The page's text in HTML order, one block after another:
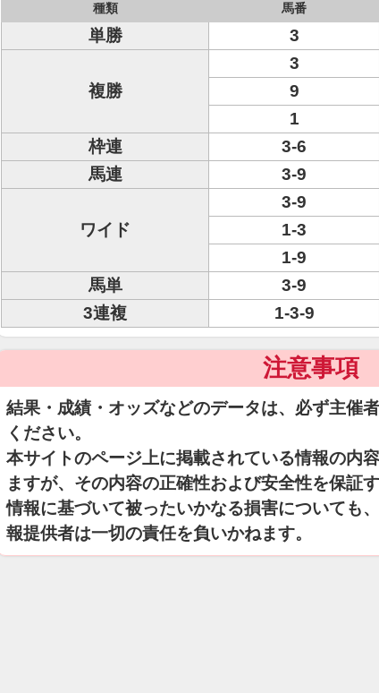
種類 馬番
単勝 3
複勝
3
9
1
枠連
3-6
馬連
3-9
ワイド
3-9
1-3
1-9
馬単
3-9
3連複
1-3-9
注意事項
結果・成績・オッズなどのデータは、必ず主催
ください。
本サイトのページ上に掲載されている情報の内
ますが、その内容の正確性および安全性を保証
情報に基づいて被ったいかなる損害についても
報提供者は一切の責任を負いかねます。